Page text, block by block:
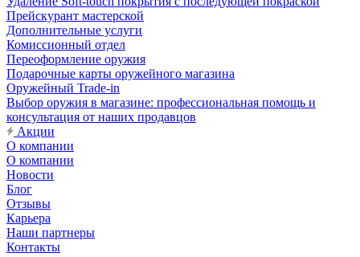
Прейскурант мастерской
Дополнительные услуги
Комиссионный отдел
Переоформление оружия
Подарочные карты оружейного магазина
Оружейный Trade-in
Выбор оружия в магазине: профессиональная помощь и
консультация от наших продавцов
Акции
О компании
О компании
Новости
Блог
Отзывы
Карьера
Наши партнеры
Контакты